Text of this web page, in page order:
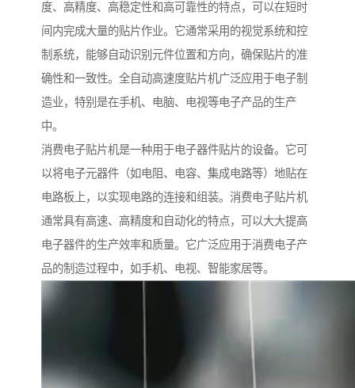
度、高精度、高稳定性和高可靠性的特点，可以在短时
间内完成大量的贴片作业。它通常采用的视觉系统和控
制系统，能够自动识别元件位置和方向，确保贴片的准
确性和一致性。全自动高速度贴片机广泛应用于电子制
造业，特别是在手机、电脑、电视等电子产品的生产
中。
消费电子贴片机是一种用于电子器件贴片的设备。它可
以将电子元器件（如电阻、电容、集成电路等）地贴在
电路板上，以实现电路的连接和组装。消费电子贴片机
通常具有高速、高精度和自动化的特点，可以大大提高
电子器件的生产效率和质量。它广泛应用于消费电子产
品的制造过程中，如手机、电视、智能家居等。